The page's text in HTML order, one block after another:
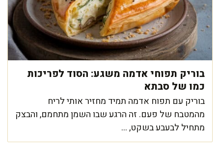
בוריק תפוחי אדמה משגע: הסוד לפריכות
כמו של סבתא
בוריק עם תפוח אדמה תמיד מחזיר אותי לריח
מהמטבח של פעם. זה הרגע שבו השמן מתחמם, והבצק
מתחיל לבעבע בשקט, ...